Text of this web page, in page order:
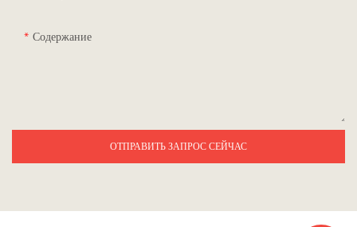
Содержание
ОТПРАВИТЬ ЗАПРОС СЕЙЧАС